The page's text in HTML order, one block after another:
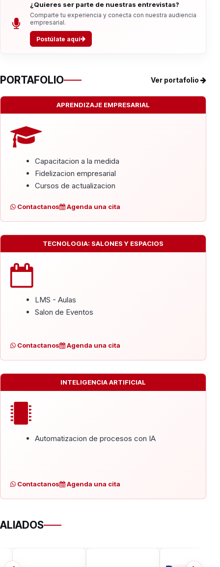
¿Quieres ser parte de nuestras entrevistas?
Comparte tu experiencia y conecta con nuestra audiencia
empresarial.
Postúlate aquí
PORTAFOLIO Ver portafolio
APRENDIZAJE EMPRESARIAL
Capacitacion a la medida
Fidelizacion empresarial
Cursos de actualizacion
Contactanos Agenda una cita
TECNOLOGIA: SALONES Y ESPACIOS
LMS - Aulas
Salon de Eventos
Contactanos Agenda una cita
INTELIGENCIA ARTIFICIAL
Automatizacion de procesos con IA
Contactanos Agenda una cita
ALIADOS